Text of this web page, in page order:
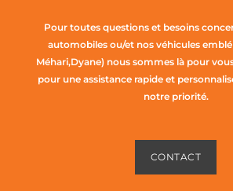
Pour toutes questions et besoins
automobiles ou/et nos véhicules
Méhari,Dyane) nous sommes là pour
pour une assistance rapide et
notre priorité.
CONTACT